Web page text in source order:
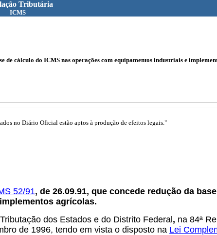
Tributária
ICMS
de cálculo do ICMS nas operações com equipamentos industriais e
no Diário Oficial estão aptos à produção de efeitos legais."
52/91, de 26.09.91, que concede redução da
agrícolas.
dos Estados e do Distrito Federal , na 84ª
de 1996, tendo em vista o disposto na Lei